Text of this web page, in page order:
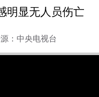
明显无人员伤亡
：中央电视台